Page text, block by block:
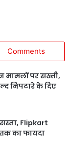
Comments
मामलों पर सख्ती,
निपटारे के दिए
Flipkart
तक का फायदा